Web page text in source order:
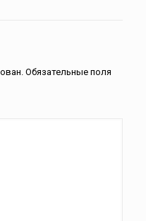
Обязательные поля